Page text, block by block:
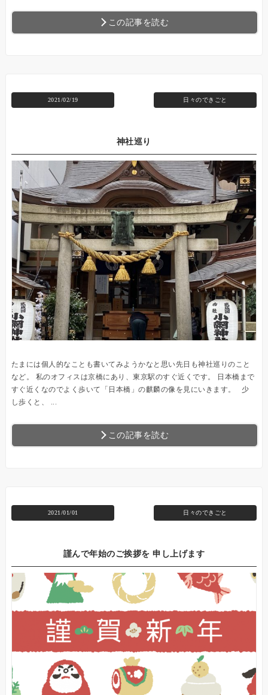
この記事を読む
2021/02/19 日々のできごと
神社巡り
たまには個人的なことも書いてみようかなと思い先日も神社巡りのこと
など。 私のオフィスは京橋にあり、東京駅のすぐ近くです。 日本橋まで
すぐ近くなのでよく歩いて「日本橋」の麒麟の像を見にいきます。 少
し歩くと、 ...
この記事を読む
2021/01/01 日々のできごと
謹んで年始のご挨拶を 申し上げます